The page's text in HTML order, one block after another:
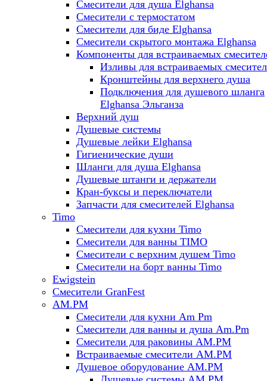
Смесители для душа Elghansa
Смесители с термостатом
Смесители для биде Elghansa
Смесители скрытого монтажа Elghansa
Компоненты для встраиваемых
Изливы для встраиваемых
Кронштейны для верхнего душа
Подключения для душевого шланга
Elghansa Эльганза
Верхний душ
Душевые системы
Душевые лейки Elghansa
Гигиенические души
Шланги для душа Elghansa
Душевые штанги и держатели
Кран-буксы и переключатели
Запчасти для смесителей Elghansa
Timo
Смесители для кухни Timo
Смесители для ванны TIMO
Смесители с верхним душем Timo
Смесители на борт ванны Timo
Ewigstein
Смесители GranFest
AM.PM
Смесители для кухни Am Pm
Смесители для ванны и душа Am.Pm
Смесители для раковины AM.PM
Встраиваемые смесители AM.PM
Душевое оборудование AM.PM